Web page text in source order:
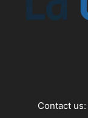
Contact us: